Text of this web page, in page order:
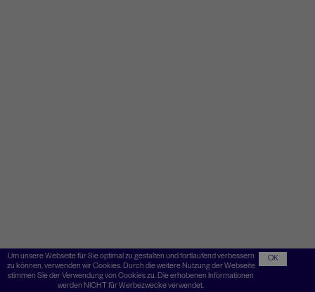
Um unsere Webseite für Sie optimal zu gestalten und fortlaufend verbessern
zu können, verwenden wir Cookies. Durch die weitere Nutzung der Webseite
stimmen Sie der Verwendung von Cookies zu. Die erhobenen Informationen
werden NICHT für Werbezwecke verwendet.
OK